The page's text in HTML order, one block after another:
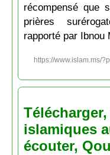
récompensé que
prières
rapporté par Ibnou
https://www.islam.ms/
islamiques
écouter,